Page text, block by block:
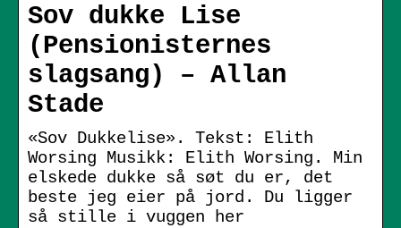
Sov dukke Lise
(Pensionisternes
slagsang) – Allan
Stade
«Sov Dukkelise». Tekst: Elith
Worsing Musikk: Elith Worsing. Min
elskede dukke så søt du er, det
beste jeg eier på jord. Du ligger
så stille i vuggen her